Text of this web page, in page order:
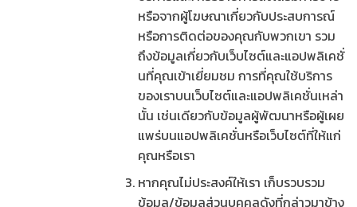
หรือจากผู้โฆษณาเกี่ยวกับประสบการณ์
หรือการติดต่อของคุณกับพวกเขา รวม
ถึงข้อมูลเกี่ยวกับเว็บไซต์และแอปพลิเคชั่
นที่คุณเข้าเยี่ยมชม การที่คุณใช้บริการ
ของเราบนเว็บไซต์และแอปพลิเคชั่นเหล่า
นั้น เช่นเดียวกับข้อมูลผู้พัฒนาหรือผู้เผย
แพร่บนแอปพลิเคชั่นหรือเว็บไซต์ที่ให้แก่
คุณหรือเรา
หากคุณไม่ประสงค์ให้เรา เก็บรวบรวม
ข้อมูล/ข้อมูลส่วนบุคคลดังที่กล่าวมาข้าง